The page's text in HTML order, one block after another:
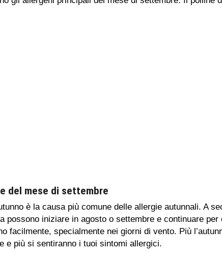
del mese di settembre
è la causa più comune delle allergie autunnali. A
possono iniziare in agosto o settembre e continuare
facilmente, specialmente nei giorni di vento. Più
e più si sentiranno i tuoi sintomi allergici.